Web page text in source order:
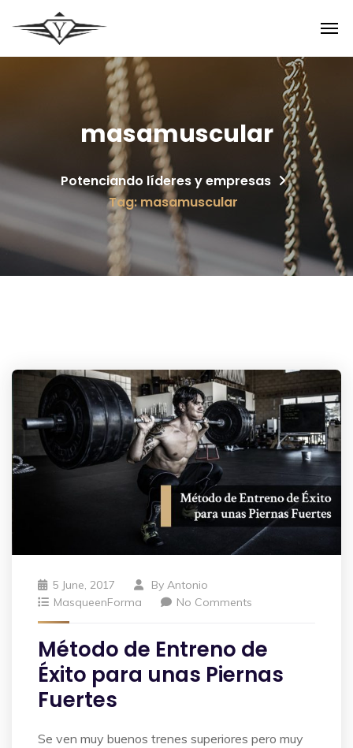
masamuscular
Potenciando líderes y empresas
Tag: masamuscular
5 June, 2017 By Antonio
MasqueenForma
No Comments
Método de Entreno de
Éxito para unas Piernas
Fuertes
Se ven muy buenos trenes superiores pero muy